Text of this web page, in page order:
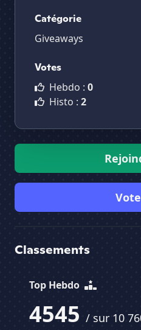
Catégorie
Giveaways
Votes
Hebdo : 0
Histo : 2
Classements
Top Hebdo
4545 / sur 10